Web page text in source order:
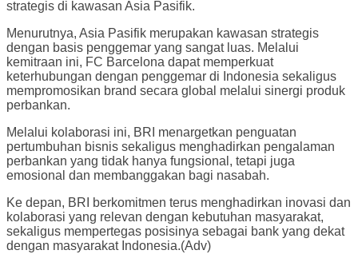
strategis di kawasan Asia Pasifik.
Menurutnya, Asia Pasifik merupakan kawasan strategis
dengan basis penggemar yang sangat luas. Melalui
kemitraan ini, FC Barcelona dapat memperkuat
keterhubungan dengan penggemar di Indonesia sekaligus
mempromosikan brand secara global melalui sinergi produk
perbankan.
Melalui kolaborasi ini, BRI menargetkan penguatan
pertumbuhan bisnis sekaligus menghadirkan pengalaman
perbankan yang tidak hanya fungsional, tetapi juga
emosional dan membanggakan bagi nasabah.
Ke depan, BRI berkomitmen terus menghadirkan inovasi dan
kolaborasi yang relevan dengan kebutuhan masyarakat,
sekaligus mempertegas posisinya sebagai bank yang dekat
dengan masyarakat Indonesia.(Adv)